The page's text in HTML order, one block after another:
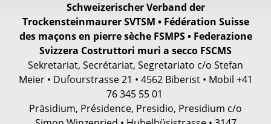
Schweizerischer Verband der
Trockensteinmaurer SVTSM • Fédération Suisse
des maçons en pierre sèche FSMPS • Federazione
Svizzera Costruttori muri a secco FSCMS
Sekretariat, Secrétariat, Segretariato c/o Stefan
Meier • Dufourstrasse 21 • 4562 Biberist • Mobil +41
76 345 55 01
Präsidium, Présidence, Presidio, Presidium c/o